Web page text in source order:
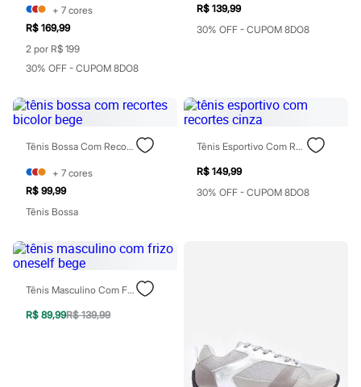
Perfumes masculinos
Todos os produtos
Mindse7
Novidades
Blusas
Casacos e Jaquetas
Jeans
Saias
Shorts e Bermudas
T-shirt
Vestidos
Acessórios
Alfaiataria
Calçados
Moda esportiva
Plus size
Special Basics
Calçados
Feminino
+ 7 cores
R$ 169,99
2 por R$ 199
30% OFF - CUPOM 8DO8
R$ 139,99
30% OFF - CUPOM 8DO8
Tênis Bossa Com Recortes Bicolor Bege
+ 7 cores
R$ 99,99
Tênis Bossa
Tênis Esportivo Com Recortes Cinza
R$ 149,99
30% OFF - CUPOM 8DO8
Tênis Masculino Com Frizo Oneself Bege
R$ 89,99R$ 139,99